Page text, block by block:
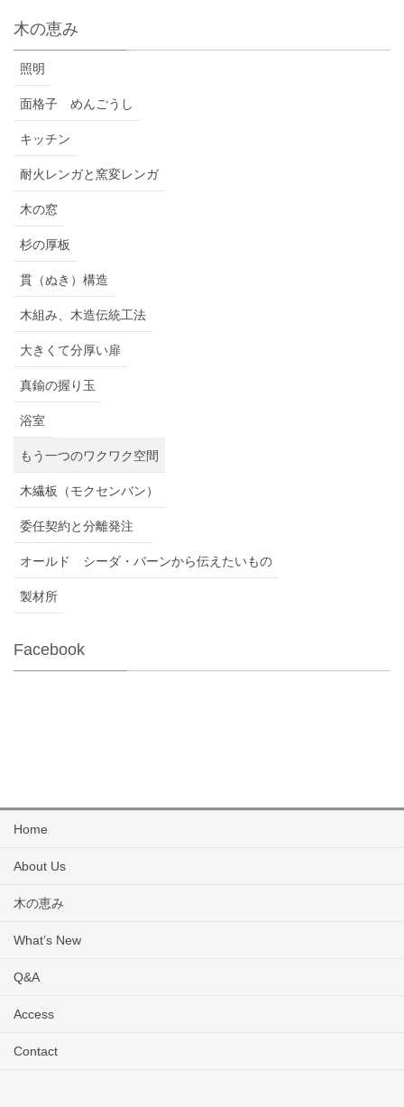
木の恵み
照明
面格子 めんごうし
キッチン
耐火レンガと窯変レンガ
木の窓
杉の厚板
貫（ぬき）構造
木組み、木造伝統工法
大きくて分厚い扉
真鍮の握り玉
浴室
もう一つのワクワク空間
木繊板（モクセンバン）
委任契約と分離発注
オールド シーダ・バーンから伝えたいもの
製材所
Facebook
Home
About Us
木の恵み
What’s New
Q&A
Access
Contact